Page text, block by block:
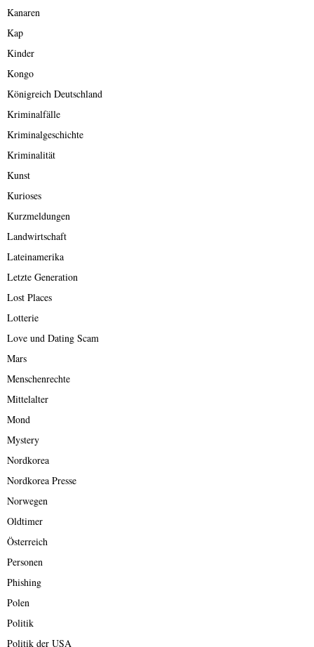
Kanaren
Kap
Kinder
Kongo
Königreich Deutschland
Kriminalfälle
Kriminalgeschichte
Kriminalität
Kunst
Kurioses
Kurzmeldungen
Landwirtschaft
Lateinamerika
Letzte Generation
Lost Places
Lotterie
Love und Dating Scam
Mars
Menschenrechte
Mittelalter
Mond
Mystery
Nordkorea
Nordkorea Presse
Norwegen
Oldtimer
Österreich
Personen
Phishing
Polen
Politik
Politik der USA